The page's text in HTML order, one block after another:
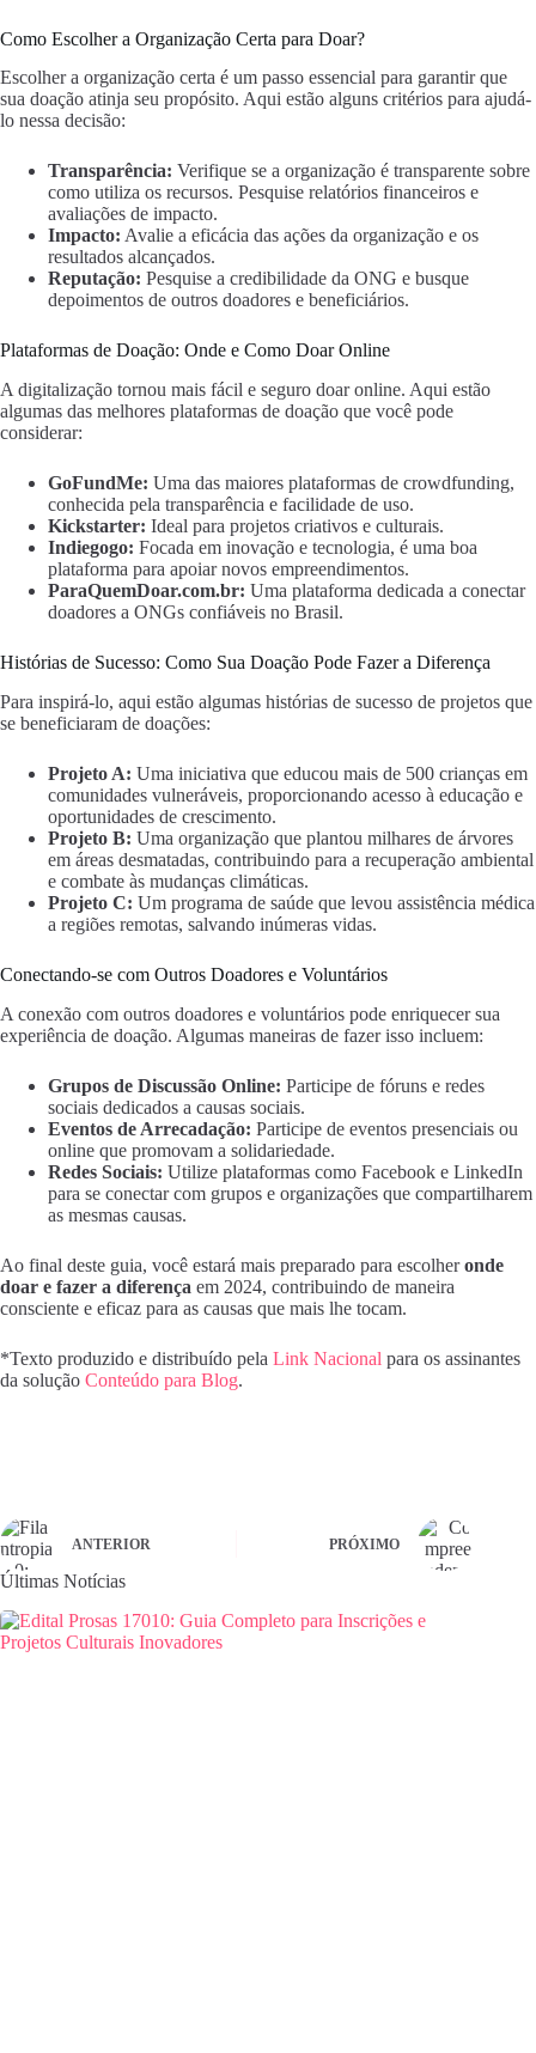
Como Escolher a Organização Certa para Doar?
Escolher a organização certa é um passo essencial para garantir que
sua doação atinja seu propósito. Aqui estão alguns critérios para ajudá-
lo nessa decisão:
Transparência: Verifique se a organização é transparente sobre
como utiliza os recursos. Pesquise relatórios financeiros e
avaliações de impacto.
Impacto: Avalie a eficácia das ações da organização e os
resultados alcançados.
Reputação: Pesquise a credibilidade da ONG e busque
depoimentos de outros doadores e beneficiários.
Plataformas de Doação: Onde e Como Doar Online
A digitalização tornou mais fácil e seguro doar online. Aqui estão
algumas das melhores plataformas de doação que você pode
considerar:
GoFundMe: Uma das maiores plataformas de crowdfunding,
conhecida pela transparência e facilidade de uso.
Kickstarter: Ideal para projetos criativos e culturais.
Indiegogo: Focada em inovação e tecnologia, é uma boa
plataforma para apoiar novos empreendimentos.
ParaQuemDoar.com.br: Uma plataforma dedicada a conectar
doadores a ONGs confiáveis no Brasil.
Histórias de Sucesso: Como Sua Doação Pode Fazer a Diferença
Para inspirá-lo, aqui estão algumas histórias de sucesso de projetos que
se beneficiaram de doações:
Projeto A: Uma iniciativa que educou mais de 500 crianças em
comunidades vulneráveis, proporcionando acesso à educação e
oportunidades de crescimento.
Projeto B: Uma organização que plantou milhares de árvores
em áreas desmatadas, contribuindo para a recuperação ambiental
e combate às mudanças climáticas.
Projeto C: Um programa de saúde que levou assistência médica
a regiões remotas, salvando inúmeras vidas.
Conectando-se com Outros Doadores e Voluntários
A conexão com outros doadores e voluntários pode enriquecer sua
experiência de doação. Algumas maneiras de fazer isso incluem:
Grupos de Discussão Online: Participe de fóruns e redes
sociais dedicados a causas sociais.
Eventos de Arrecadação: Participe de eventos presenciais ou
online que promovam a solidariedade.
Redes Sociais: Utilize plataformas como Facebook e LinkedIn
para se conectar com grupos e organizações que compartilharem
as mesmas causas.
Ao final deste guia, você estará mais preparado para escolheronde
doar e fazer a diferença em 2024, contribuindo de maneira
consciente e eficaz para as causas que mais lhe tocam.
*Texto produzido e distribuído pela Link Nacional para os assinantes
da solução Conteúdo para Blog.
ANTERIOR PRÓXIMO
Últimas Notícias